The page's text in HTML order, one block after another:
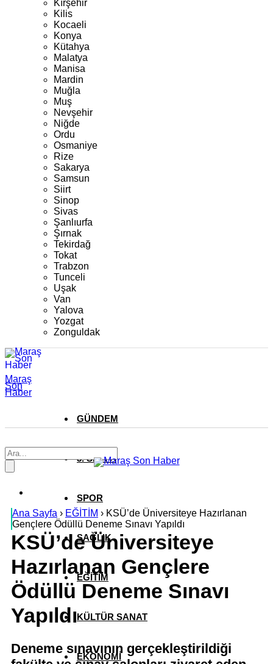
Kırşehir
Kilis
Kocaeli
Konya
Kütahya
Malatya
Manisa
Mardin
Muğla
Muş
Nevşehir
Niğde
Ordu
Osmaniye
Rize
Sakarya
Samsun
Siirt
Sinop
Sivas
Şanlıurfa
Şırnak
Tekirdağ
Tokat
Trabzon
Tunceli
Uşak
Van
Yalova
Yozgat
Zonguldak
Maraş
Son
Haber
GÜNDEM
3. SAYFA
SPOR
SAĞLIK
EĞİTİM
KÜLTÜR SANAT
EKONOMİ
Ana Sayfa › EĞİTİM › KSÜ’de Üniversiteye Hazırlanan
Gençlere Ödüllü Deneme Sınavı Yapıldı
KSÜ’de Üniversiteye
Hazırlanan Gençlere
Ödüllü Deneme Sınavı
Yapıldı
Deneme sınavının gerçekleştirildiği